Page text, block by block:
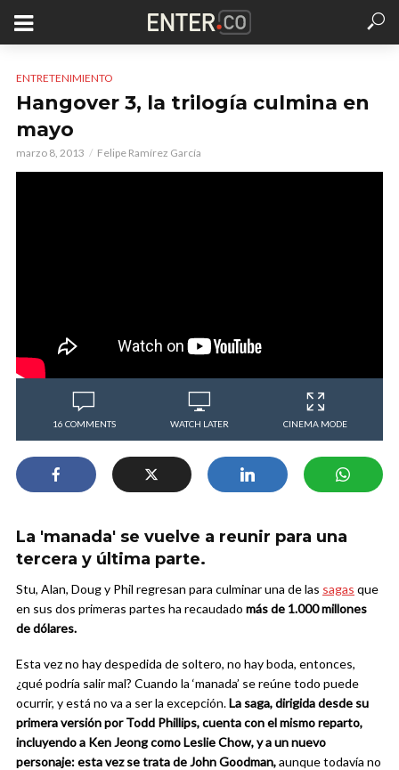
ENTRETENIMIENTO
Hangover 3, la trilogía culmina en
mayo
marzo 8, 2013 Felipe Ramírez García
16 COMMENTS WATCH LATER CINEMA MODE
La 'manada' se vuelve a reunir para una
tercera y última parte.
Stu, Alan, Doug y Phil regresan para culminar una de las sagas que
en sus dos primeras partes ha recaudado más de 1.000 millones
de dólares.
Esta vez no hay despedida de soltero, no hay boda, entonces,
¿qué podría salir mal? Cuando la ‘manada’ se reúne todo puede
ocurrir, y está no va a ser la excepción.La saga, dirigida desde su
primera versión por Todd Phillips, cuenta con el mismo reparto,
incluyendo a Ken Jeong como Leslie Chow, y a un nuevo
personaje: esta vez se trata de John Goodman,aunque todavía no